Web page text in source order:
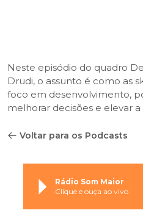
Neste episódio do quadro
Drudi, o assunto é como as
foco em desenvolvimento,
melhorar decisões e elevar
Voltar para os Podcasts
Rádio Som Maior
Clique e ouça ao vivo